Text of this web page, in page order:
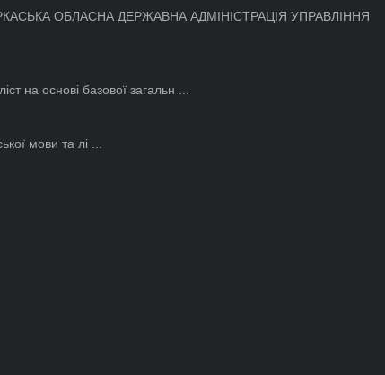
ОБЛАСНА ДЕРЖАВНА АДМІНІСТРАЦІЯ УПРАВЛІННЯ
основі базової загальн ...
мови та лі ...